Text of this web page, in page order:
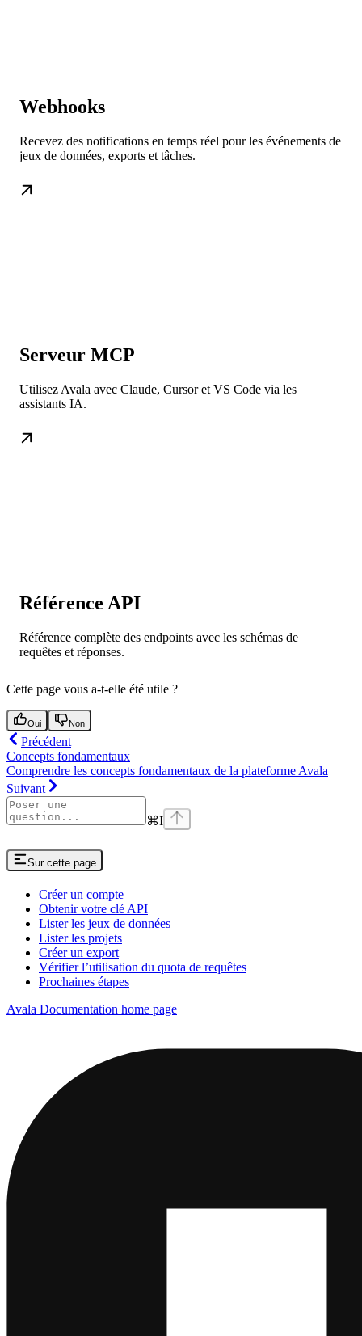
Webhooks
Recevez des notifications en temps réel pour les événements de
jeux de données, exports et tâches.
Serveur MCP
Utilisez Avala avec Claude, Cursor et VS Code via les
assistants IA.
Référence API
Référence complète des endpoints avec les schémas de
requêtes et réponses.
Cette page vous a-t-elle été utile ?
Oui Non
Précédent
Concepts fondamentaux
Comprendre les concepts fondamentaux de la plateforme Avala
Suivant
⌘I
Sur cette page
Créer un compte
Obtenir votre clé API
Lister les jeux de données
Lister les projets
Créer un export
Vérifier l’utilisation du quota de requêtes
Prochaines étapes
Avala Documentation home page